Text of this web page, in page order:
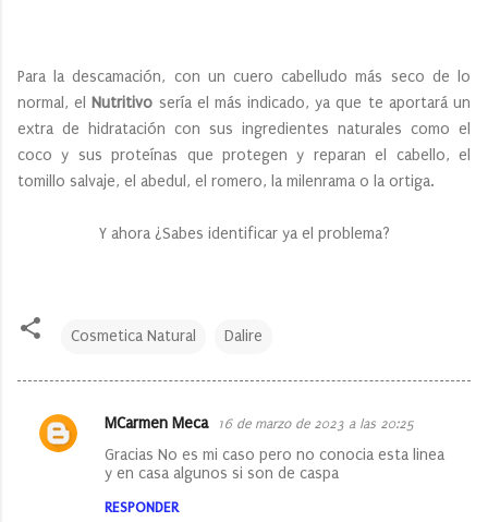
Para la descamación, con un cuero cabelludo más seco de lo
normal, el Nutritivo sería el más indicado, ya que te aportará un
extra de hidratación con sus ingredientes naturales como el
coco y sus proteínas que protegen y reparan el cabello, el
tomillo salvaje, el abedul, el romero, la milenrama o la ortiga.
Y ahora ¿Sabes identificar ya el problema?
Cosmetica Natural Dalire
C
MCarmen Meca 16 de marzo de 2023 a las 20:25
Gracias No es mi caso pero no conocia esta linea
y en casa algunos si son de caspa
RESPONDER